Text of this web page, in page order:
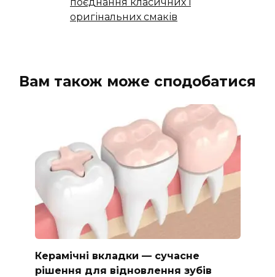
оригінальних смаків
Вам також може сподобатися
Керамічні вкладки — сучасне
рішення для відновлення зубів